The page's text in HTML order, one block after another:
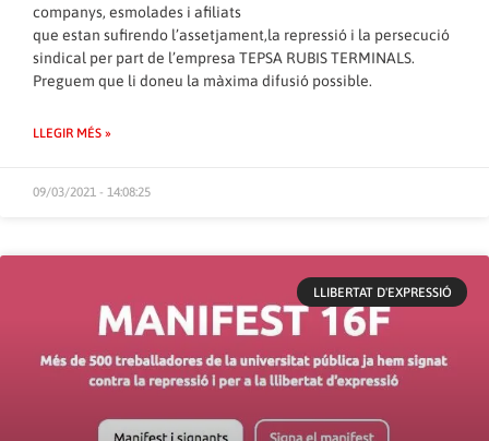
companys, esmolades i afiliats
que estan sufirendo l’assetjament,la repressió i la persecució
sindical per part de l’empresa TEPSA RUBIS TERMINALS.
Preguem que li doneu la màxima difusió possible.
LLEGIR MÉS »
09/03/2021 - 14:08:25
LLIBERTAT D'EXPRESSIÓ